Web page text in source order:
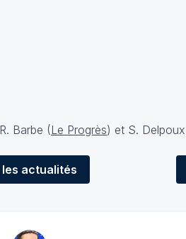
Barbe (Le Progrès) et S.
les actualités